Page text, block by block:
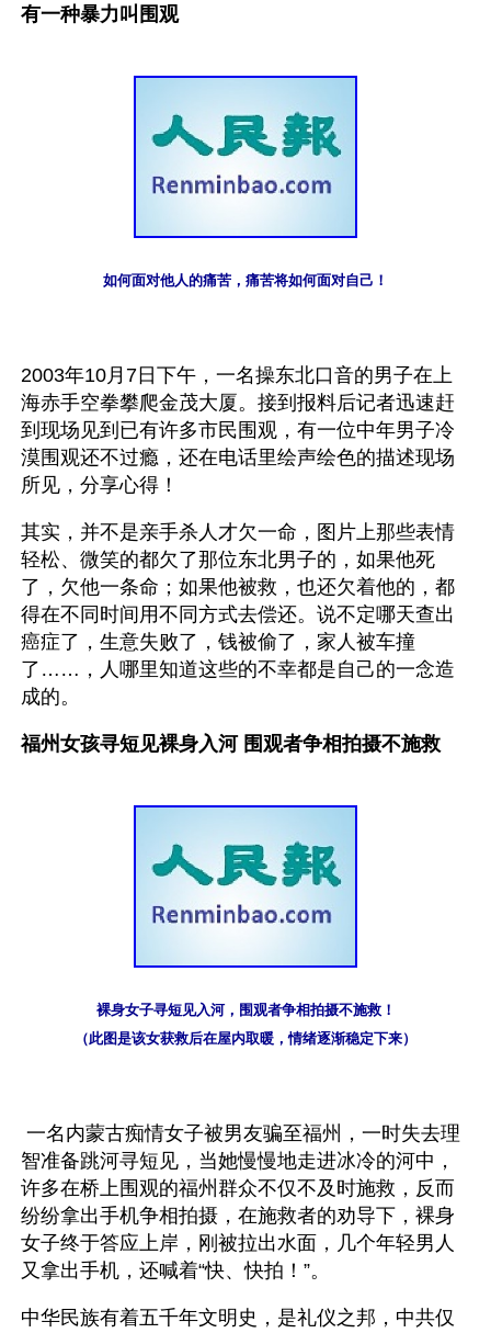
有一种暴力叫围观
如何面对他人的痛苦，痛苦将如何面对自己！
2003年10月7日下午，一名操东北口音的男子在上
海赤手空拳攀爬金茂大厦。接到报料后记者迅速赶
到现场见到已有许多市民围观，有一位中年男子冷
漠围观还不过瘾，还在电话里绘声绘色的描述现场
所见，分享心得！
其实，并不是亲手杀人才欠一命，图片上那些表情
轻松、微笑的都欠了那位东北男子的，如果他死
了，欠他一条命；如果他被救，也还欠着他的，都
得在不同时间用不同方式去偿还。说不定哪天查出
癌症了，生意失败了，钱被偷了，家人被车撞
了……，人哪里知道这些的不幸都是自己的一念造
成的。
福州女孩寻短见裸身入河 围观者争相拍摄不施救
裸身女子寻短见入河，围观者争相拍摄不施救！
（此图是该女获救后在屋内取暖，情绪逐渐稳定下来）
智准备跳河寻短见，当她慢慢地走进冰冷的河中，
许多在桥上围观的福州群众不仅不及时施救，反而
纷纷拿出手机争相拍摄，在施救者的劝导下，裸身
女子终于答应上岸，刚被拉出水面，几个年轻男人
又拿出手机，还喊着“快、快拍！”。
中华民族有着五千年文明史，是礼仪之邦，中共仅